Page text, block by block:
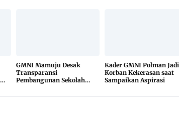
GMNI Mamuju Desak
Transparansi
Pembangunan Sekolah
Material Dibuka
Kader GMNI Polman Jadi
Korban Kekerasan saat
Sampaikan Aspirasi